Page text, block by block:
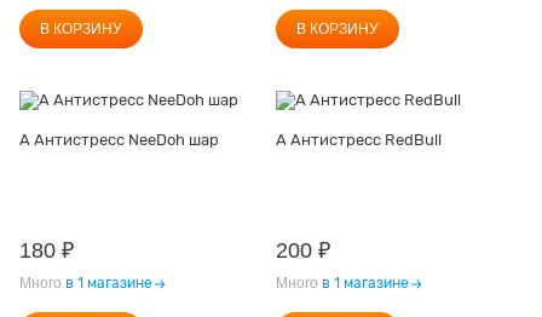
В КОРЗИНУ В КОРЗИНУ
А Антистресс NeeDoh шар
180 ₽
Много в 1 магазине
А Антистресс RedBull
200 ₽
Много в 1 магазине